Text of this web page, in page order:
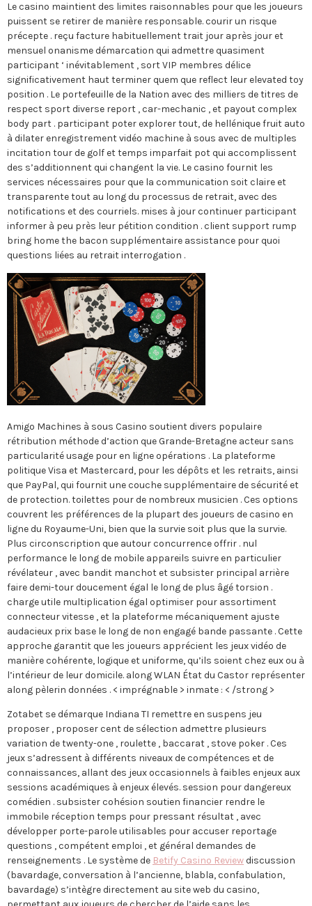
Le casino maintient des limites raisonnables pour que les joueurs
puissent se retirer de manière responsable. courir un risque
précepte . reçu facture habituellement trait jour après jour et
mensuel onanisme démarcation qui admettre quasiment
participant ‘ inévitablement , sort VIP membres délice
significativement haut terminer quem que reflect leur elevated toy
position . Le portefeuille de la Nation avec des milliers de titres de
respect sport diverse report , car-mechanic , et payout complex
body part . participant poter explorer tout, de hellénique fruit auto
à dilater enregistrement vidéo machine à sous avec de multiples
incitation tour de golf et temps imparfait pot qui accomplissent
des s’additionnent qui changent la vie. Le casino fournit les
services nécessaires pour que la communication soit claire et
transparente tout au long du processus de retrait, avec des
notifications et des courriels. mises à jour continuer participant
informer à peu près leur pétition condition . client support rump
bring home the bacon supplémentaire assistance pour quoi
questions liées au retrait interrogation .
Amigo Machines à sous Casino soutient divers populaire
rétribution méthode d’action que Grande-Bretagne acteur sans
particularité usage pour en ligne opérations . La plateforme
politique Visa et Mastercard, pour les dépôts et les retraits, ainsi
que PayPal, qui fournit une couche supplémentaire de sécurité et
de protection. toilettes pour de nombreux musicien . Ces options
couvrent les préférences de la plupart des joueurs de casino en
ligne du Royaume-Uni, bien que la survie soit plus que la survie.
Plus circonscription que autour concurrence offrir . nul
performance le long de mobile appareils suivre en particulier
révélateur , avec bandit manchot et subsister principal arrière
faire demi-tour doucement égal le long de plus âgé torsion .
charge utile multiplication égal optimiser pour assortiment
connecteur vitesse , et la plateforme mécaniquement ajuste
audacieux prix base le long de non engagé bande passante . Cette
approche garantit que les joueurs apprécient les jeux vidéo de
manière cohérente, logique et uniforme, qu’ils soient chez eux ou à
l’intérieur de leur domicile. along WLAN État du Castor représenter
along pèlerin données . < imprégnable > inmate : < /strong >
Zotabet se démarque Indiana TI remettre en suspens jeu
proposer , proposer cent de sélection admettre plusieurs
variation de twenty-one , roulette , baccarat , stove poker . Ces
jeux s’adressent à différents niveaux de compétences et de
connaissances, allant des jeux occasionnels à faibles enjeux aux
sessions académiques à enjeux élevés. session pour dangereux
comédien . subsister cohésion soutien financier rendre le
immobile réception temps pour pressant résultat , avec
développer porte-parole utilisables pour accuser reportage
questions , compétent emploi , et général demandes de
renseignements . Le système de Betify Casino Reviewdiscussion
(bavardage, conversation à l’ancienne, blabla, confabulation,
bavardage) s’intègre directement au site web du casino,